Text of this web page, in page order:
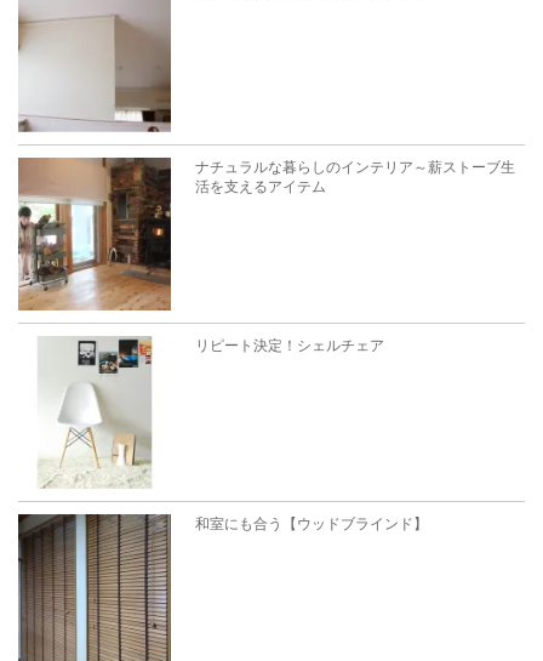
ナチュラルな暮らしのインテリア～薪ストーブ生
活を支えるアイテム
リピート決定！シェルチェア
和室にも合う【ウッドブラインド】